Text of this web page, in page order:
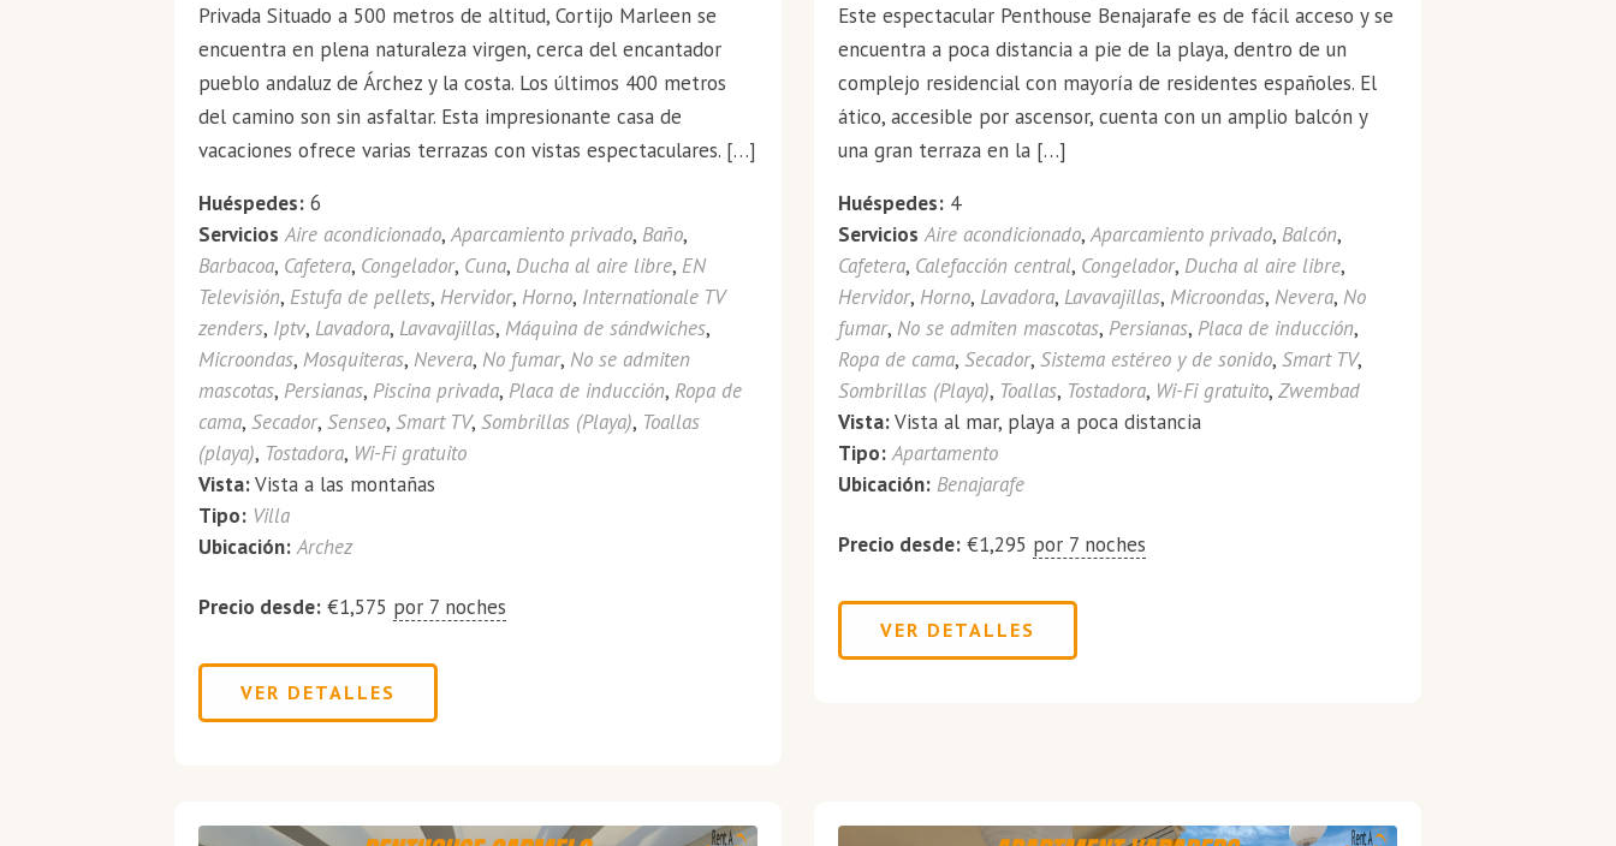
Privada Situado a 500 metros de altitud, Cortijo Marleen se
encuentra en plena naturaleza virgen, cerca del encantador
pueblo andaluz de Árchez y la costa. Los últimos 400 metros
del camino son sin asfaltar. Esta impresionante casa de
vacaciones ofrece varias terrazas con vistas espectaculares. […]
Huéspedes: 6
Servicios Aire acondicionado,Aparcamiento privado, Baño,
Barbacoa, Cafetera, Congelador, Cuna, Ducha al aire libre, EN
Televisión, Estufa de pellets, Hervidor, Horno, Internationale TV
zenders, Iptv, Lavadora, Lavavajillas, Máquina de sándwiches,
Microondas, Mosquiteras, Nevera, No fumar, No se admiten
mascotas, Persianas, Piscina privada, Placa de inducción, Ropa de
cama,Secador,Senseo,Smart TV,Sombrillas (Playa), Toallas
(playa), Tostadora, Wi-Fi gratuito
Vista:Vista a las montañas
Tipo: Villa
Ubicación: Archez
Precio desde: €1,575 por 7 noches
VER DETALLES
Este espectacular Penthouse Benajarafe es de fácil acceso y se
encuentra a poca distancia a pie de la playa, dentro de un
complejo residencial con mayoría de residentes españoles. El
ático, accesible por ascensor, cuenta con un amplio balcón y
una gran terraza en la […]
Huéspedes:4
Servicios Aire acondicionado,Aparcamiento privado, Balcón,
Cafetera, Calefacción central, Congelador, Ducha al aire libre,
Hervidor, Horno, Lavadora, Lavavajillas, Microondas, Nevera, No
fumar, No se admiten mascotas, Persianas, Placa de inducción,
Ropa de cama, Secador, Sistema estéreo y de sonido, Smart TV,
Sombrillas (Playa), Toallas, Tostadora, Wi-Fi gratuito, Zwembad
Vista:Vista al mar, playa a poca distancia
Tipo: Apartamento
Ubicación: Benajarafe
Precio desde: €1,295 por 7 noches
VER DETALLES